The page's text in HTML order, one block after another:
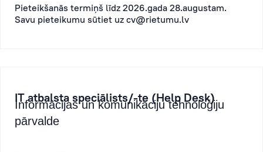
Pieteikšanās termiņš līdz 2026.gada 28.augustam.
Savu pieteikumu sūtiet uz cv@rietumu.lv
IT atbalsta speciālists/-te (Help Desk)
Informācijas un komunikāciju tehnoloģiju
pārvalde